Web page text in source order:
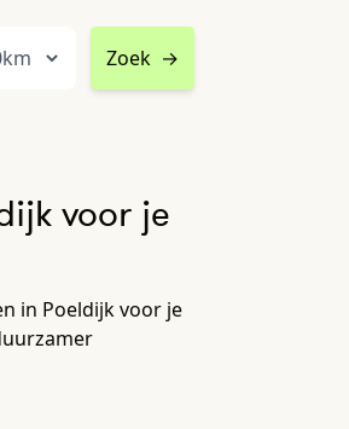
Zoek →
voor je
in Poeldijk voor je